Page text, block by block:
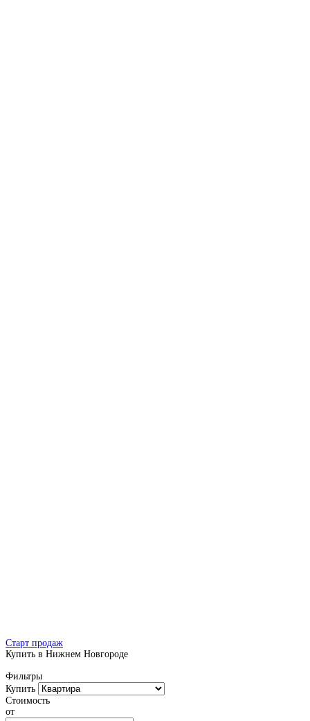
Старт продаж
Купить в Нижнем Новгороде
Фильтры
Купить
Стоимость
от